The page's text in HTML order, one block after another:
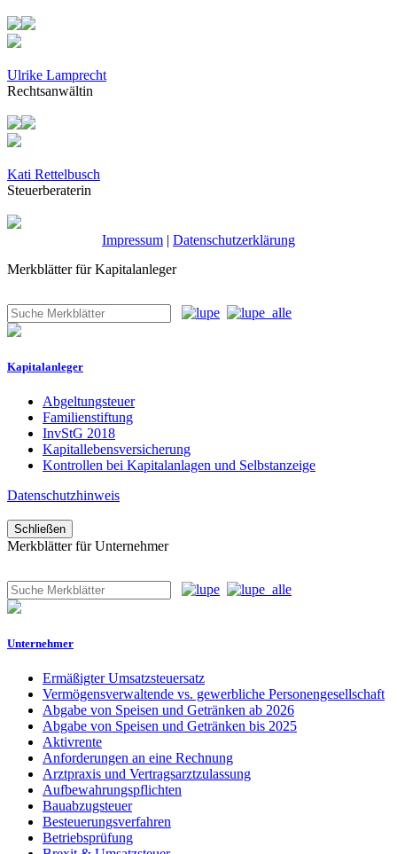
Ulrike Lamprecht
Rechtsanwältin
Kati Rettelbusch
Steuerberaterin
Impressum | Datenschutzerklärung
Merkblätter für Kapitalanleger
Kapitalanleger
Abgeltungsteuer
Familienstiftung
InvStG 2018
Kapitallebensversicherung
Kontrollen bei Kapitalanlagen und Selbstanzeige
Datenschutzhinweis
Schließen
Merkblätter für Unternehmer
Unternehmer
Ermäßigter Umsatzsteuersatz
Vermögensverwaltende vs. gewerbliche Personengesellschaft
Abgabe von Speisen und Getränken ab 2026
Abgabe von Speisen und Getränken bis 2025
Aktivrente
Anforderungen an eine Rechnung
Arztpraxis und Vertragsarztzulassung
Aufbewahrungspflichten
Bauabzugsteuer
Besteuerungsverfahren
Betriebsprüfung